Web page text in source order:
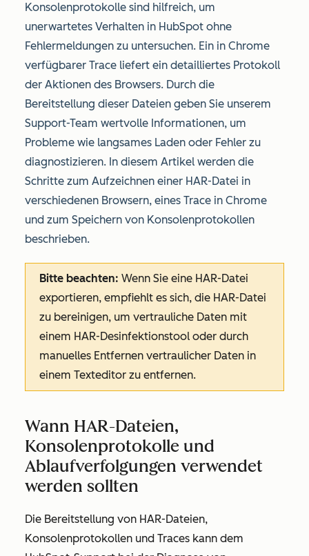
Konsolenprotokolle sind hilfreich, um
unerwartetes Verhalten in HubSpot ohne
Fehlermeldungen zu untersuchen. Ein in Chrome
verfügbarer Trace liefert ein detailliertes Protokoll
der Aktionen des Browsers. Durch die
Bereitstellung dieser Dateien geben Sie unserem
Support-Team wertvolle Informationen, um
Probleme wie langsames Laden oder Fehler zu
diagnostizieren. In diesem Artikel werden die
Schritte zum Aufzeichnen einer HAR-Datei in
verschiedenen Browsern, eines Trace in Chrome
und zum Speichern von Konsolenprotokollen
beschrieben.
Bitte beachten: Wenn Sie eine HAR-Datei
exportieren, empfiehlt es sich, die HAR-Datei
zu bereinigen, um vertrauliche Daten mit
einem HAR-Desinfektionstool oder durch
manuelles Entfernen vertraulicher Daten in
einem Texteditor zu entfernen.
Wann HAR-Dateien,
Konsolenprotokolle und
Ablaufverfolgungen verwendet
werden sollten
Die Bereitstellung von HAR-Dateien,
Konsolenprotokollen und Traces kann dem